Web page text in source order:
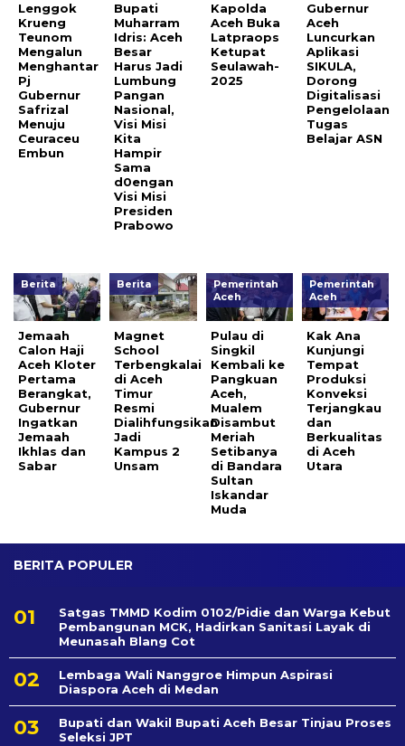
Lenggok
Krueng
Teunom
Mengalun
Menghantar
Pj
Gubernur
Safrizal
Menuju
Ceuraceu
Embun
Bupati
Muharram
Idris: Aceh
Besar
Harus Jadi
Lumbung
Pangan
Nasional,
Visi Misi
Kita
Hampir
Sama
d0engan
Visi Misi
Presiden
Prabowo
Kapolda
Aceh Buka
Latpraops
Ketupat
Seulawah-
2025
Gubernur
Aceh
Luncurkan
Aplikasi
SIKULA,
Dorong
Digitalisasi
Pengelolaan
Tugas
Belajar ASN
Berita
Jemaah
Calon Haji
Aceh Kloter
Pertama
Berangkat,
Gubernur
Ingatkan
Jemaah
Ikhlas dan
Sabar
Berita
Magnet
School
Terbengkalai
di Aceh
Timur
Resmi
Dialihfungsikan
Jadi
Kampus 2
Unsam
Pemerintah
Aceh
Pulau di
Singkil
Kembali ke
Pangkuan
Aceh,
Mualem
Disambut
Meriah
Setibanya
di Bandara
Sultan
Iskandar
Muda
Pemerintah
Aceh
Kak Ana
Kunjungi
Tempat
Produksi
Konveksi
Terjangkau
dan
Berkualitas
di Aceh
Utara
BERITA POPULER
Satgas TMMD Kodim 0102/Pidie dan Warga Kebut
Pembangunan MCK, Hadirkan Sanitasi Layak di
Meunasah Blang Cot
Lembaga Wali Nanggroe Himpun Aspirasi
Diaspora Aceh di Medan
Bupati dan Wakil Bupati Aceh Besar Tinjau Proses
Seleksi JPT